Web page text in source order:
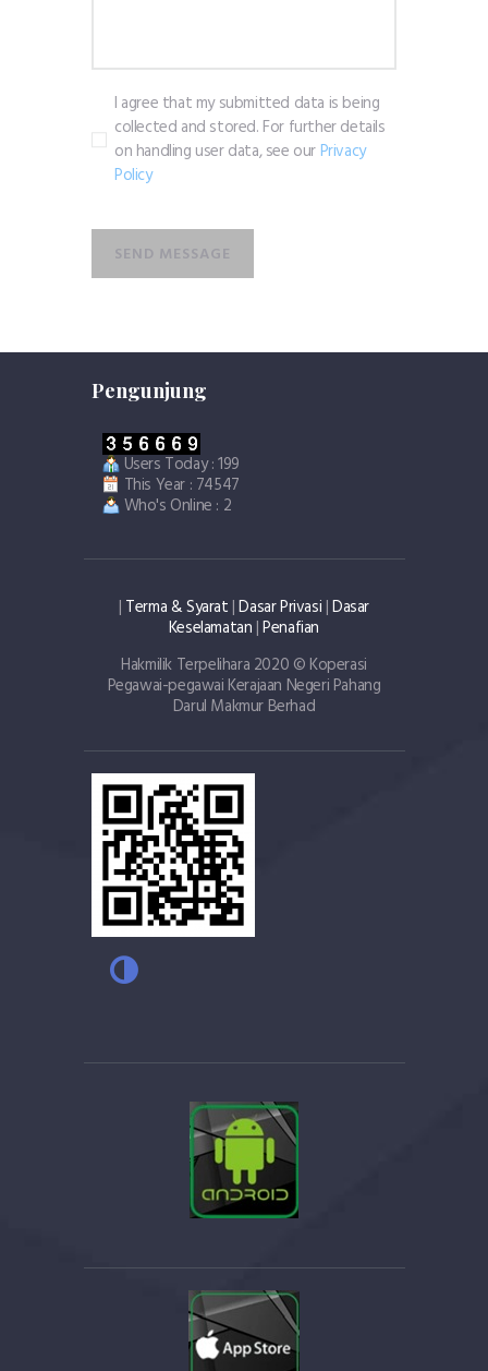
I agree that my submitted data is being
collected and stored. For further details
on handling user data, see ourPrivacy
Policy
SEND MESSAGE
Pengunjung
Users Today : 199
This Year : 74547
Who's Online : 2
| Terma & Syarat |Dasar Privasi |Dasar
Keselamatan |Penafian
Hakmilik Terpelihara 2020 © Koperasi
Pegawai-pegawai Kerajaan Negeri Pahang
Darul Makmur Berhad